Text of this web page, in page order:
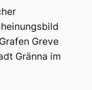
Greve
Gränna im